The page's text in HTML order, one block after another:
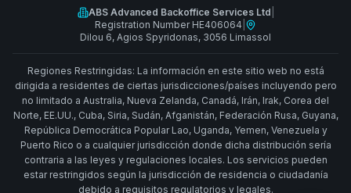
ABS Advanced Backoffice Services Ltd
Registration Number HE406064
Dilou 6, Agios Spyridonas, 3056 Limassol
Regiones Restringidas: La información en este sitio web no está
dirigida a residentes de ciertas jurisdicciones/países incluyendo pero
no limitado a Australia, Nueva Zelanda, Canadá, Irán, Irak, Corea del
Norte, EE.UU., Cuba, Siria, Sudán, Afganistán, Federación Rusa, Guyana,
República Democrática Popular Lao, Uganda, Yemen, Venezuela y
Puerto Rico o a cualquier jurisdicción donde dicha distribución sería
contraria a las leyes y regulaciones locales. Los servicios pueden
estar restringidos según la jurisdicción de residencia o ciudadanía
debido a requisitos regulatorios y legales.